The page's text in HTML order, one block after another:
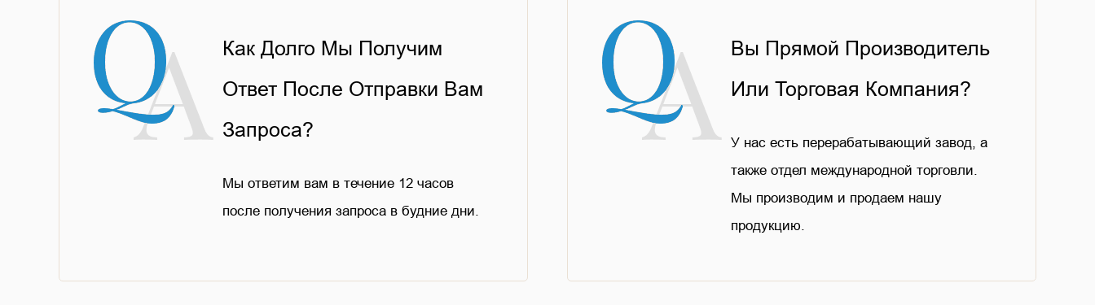
Как Долго Мы Получим
Ответ После Отправки Вам
Запроса?
Мы ответим вам в течение 12 часов
после получения запроса в будние дни.
Вы Прямой Производитель
Или Торговая Компания?
У нас есть перерабатывающий завод, а
также отдел международной торговли.
Мы производим и продаем нашу
продукцию.